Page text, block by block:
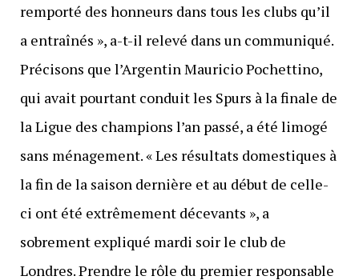
remporté des honneurs dans tous les clubs qu’il
a entraînés », a-t-il relevé dans un communiqué.
Précisons que l’Argentin Mauricio Pochettino,
qui avait pourtant conduit les Spurs à la finale de
la Ligue des champions l’an passé, a été limogé
sans ménagement. « Les résultats domestiques à
la fin de la saison dernière et au début de celle-
ci ont été extrêmement décevants », a
sobrement expliqué mardi soir le club de
Londres. Prendre le rôle du premier responsable